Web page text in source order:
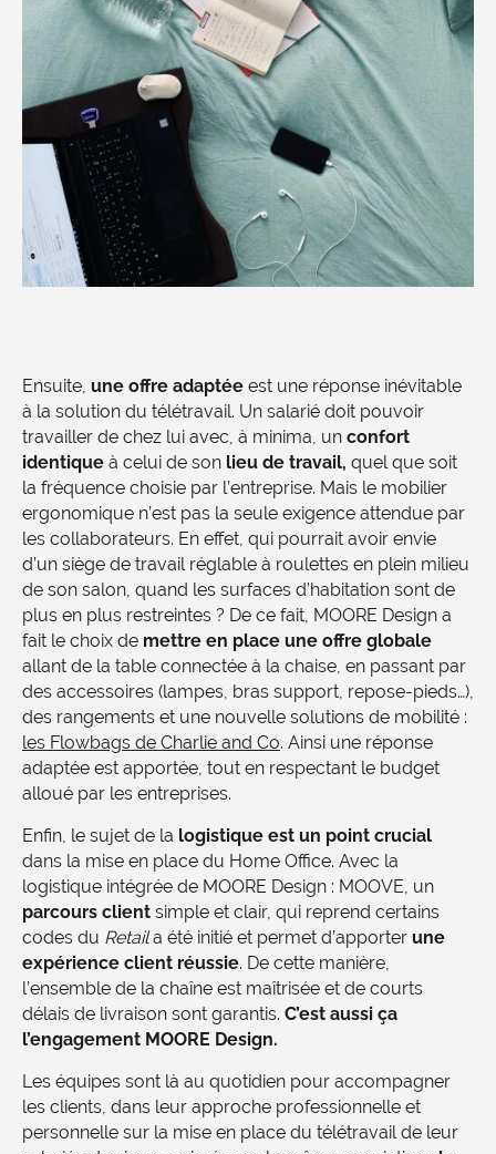
Ensuite, une offre adaptée est une réponse inévitable
à la solution du télétravail. Un salarié doit pouvoir
travailler de chez lui avec, à minima, un confort
identique à celui de son lieu de travail, quel que soit
la fréquence choisie par l’entreprise. Mais le mobilier
ergonomique n’est pas la seule exigence attendue par
les collaborateurs. En effet, qui pourrait avoir envie
d’un siège de travail réglable à roulettes en plein milieu
de son salon, quand les surfaces d’habitation sont de
plus en plus restreintes ? De ce fait, MOORE Design a
fait le choix de mettre en place une offre globale
allant de la table connectée à la chaise, en passant par
des accessoires (lampes, bras support, repose-pieds…),
des rangements et une nouvelle solutions de mobilité :
les Flowbags de Charlie and Co. Ainsi une réponse
adaptée est apportée, tout en respectant le budget
alloué par les entreprises.
Enfin, le sujet de la logistique est un point crucial
dans la mise en place du Home Office. Avec la
logistique intégrée de MOORE Design : MOOVE, un
parcours client simple et clair, qui reprend certains
codes du Retaila été initié et permet d’apporter une
expérience client réussie. De cette manière,
l’ensemble de la chaîne est maîtrisée et de courts
délais de livraison sont garantis. C’est aussi ça
l’engagement MOORE Design.
Les équipes sont là au quotidien pour accompagner
les clients, dans leur approche professionnelle et
personnelle sur la mise en place du télétravail de leur